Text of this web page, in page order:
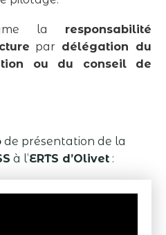
la responsabilité
par délégation du
ou du conseil de
de présentation de la
à l’ERTS d’Olivet :